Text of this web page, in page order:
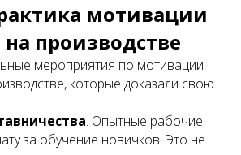
мотивации
на производстве
мероприятия по мотивации
которые доказали свою
. Опытные рабочие
за обучение новичков. Это не